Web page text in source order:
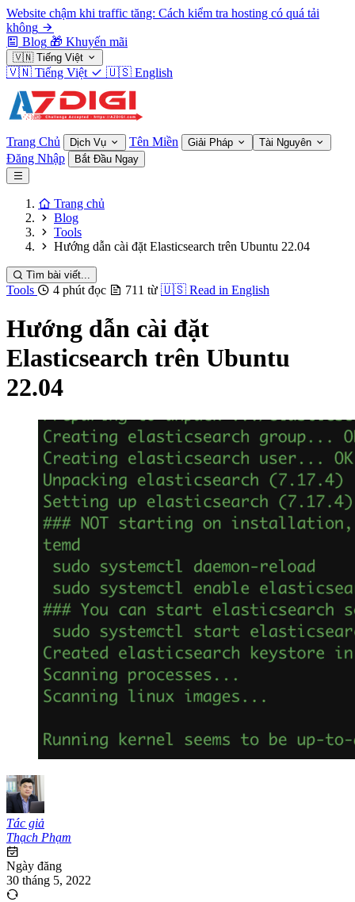
Website chậm khi traffic tăng: Cách kiểm tra hosting có quá tải
không
Blog 🎁 Khuyến mãi
🇻🇳 Tiếng Việt
🇻🇳 Tiếng Việt 🇺🇸 English
Trang Chủ Dịch Vụ Tên Miền Giải Pháp Tài Nguyên
Đăng Nhập Bắt Đầu Ngay
Trang chủ
Blog
Tools
Hướng dẫn cài đặt Elasticsearch trên Ubuntu 22.04
Tìm bài viết...
Tools 4 phút đọc 711 từ 🇺🇸 Read in English
Hướng dẫn cài đặt
Elasticsearch trên Ubuntu
22.04
Tác giả
Thạch Phạm
Ngày đăng
30 tháng 5, 2022